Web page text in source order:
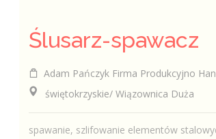
Ślusarz-spawacz
Adam Pańczyk Firma Produkcyjno Handlowo Usługowa
świętokrzyskie/ Wiązownica Duża
spawanie, szlifowanie elementów